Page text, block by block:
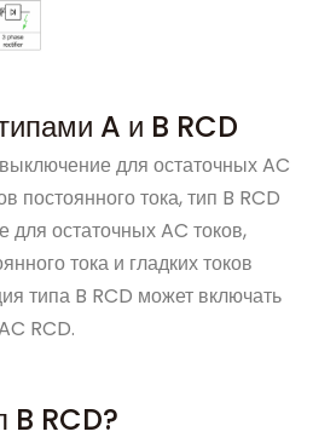
A и B RCD
для остаточных AC
постоянного тока, тип B RCD
для остаточных AC токов,
тока и гладких токов
типа B RCD может включать
RCD.
B RCD?